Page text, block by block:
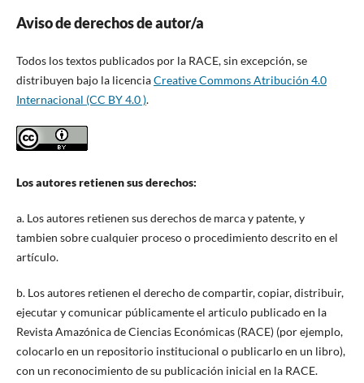
Aviso de derechos de autor/a
Todos los textos publicados por la RACE, sin excepción, se
distribuyen bajo la licenciaCreative Commons Atribución 4.0
Internacional (CC BY 4.0 ).
Los autores retienen sus derechos:
a. Los autores retienen sus derechos de marca y patente, y
tambien sobre cualquier proceso o procedimiento descrito en el
artículo.
b. Los autores retienen el derecho de compartir, copiar, distribuir,
ejecutar y comunicar públicamente el articulo publicado en la
Revista Amazónica de Ciencias Económicas (RACE) (por ejemplo,
colocarlo en un repositorio institucional o publicarlo en un libro),
con un reconocimiento de su publicación inicial en la RACE.